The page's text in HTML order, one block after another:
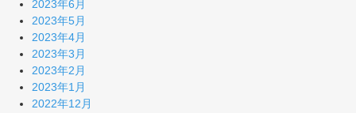
2023年6月
2023年5月
2023年4月
2023年3月
2023年2月
2023年1月
2022年12月